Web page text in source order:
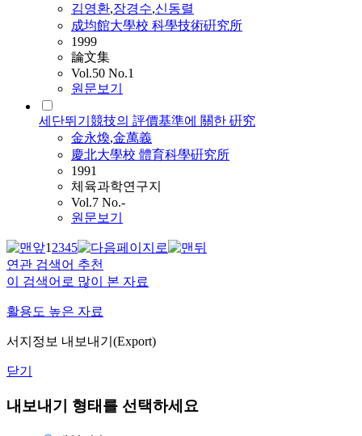
김영환,장경수,신동렬
成均館大學校 科學技術硏究所
1999
論文集
Vol.50 No.1
원문보기
세단뛰기競技의 評價基準에 關한 硏究
金永煥,金萬義
慶北大學校 體育科學硏究所
1991
체육과학연구지
Vol.7 No.-
원문보기
12345
연관 검색어 추천
이 검색어로 많이 본 자료
활용도 높은 자료
서지정보 내보내기(Export)
닫기
내보내기 형태를 선택하세요